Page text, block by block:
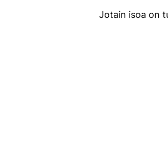
Jotain isoa on